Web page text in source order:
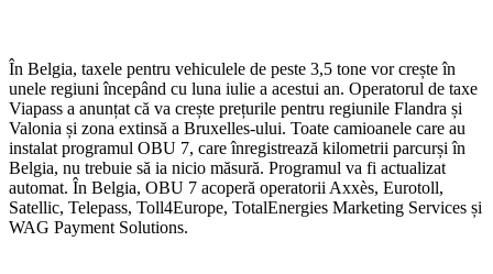
În Belgia, taxele pentru vehiculele de peste 3,5 tone vor crește în
unele regiuni începând cu luna iulie a acestui an. Operatorul de taxe
Viapass a anunțat că va crește prețurile pentru regiunile Flandra și
Valonia și zona extinsă a Bruxelles-ului. Toate camioanele care au
instalat programul OBU 7, care înregistrează kilometrii parcurși în
Belgia, nu trebuie să ia nicio măsură. Programul va fi actualizat
automat. În Belgia, OBU 7 acoperă operatorii Axxès, Eurotoll,
Satellic, Telepass, Toll4Europe, TotalEnergies Marketing Services și
WAG Payment Solutions.